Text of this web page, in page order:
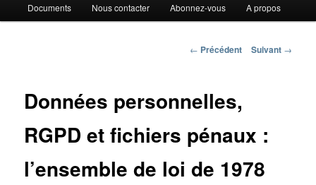
Documents Nous contacter Abonnez-vous A propos
Navigation
← Précédent Suivant →
Données personnelles,
RGPD et fichiers pénaux :
l’ensemble de loi de 1978